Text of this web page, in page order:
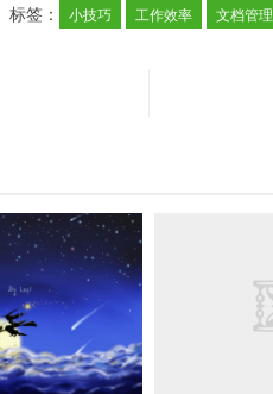
标签： 小技巧 工作效率 文档管理